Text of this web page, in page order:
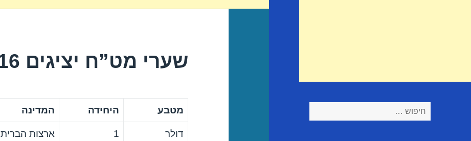
חיפוש:
שערי מט”ח יציגים 07/12/2016
מטבע היחידה המדינה
דולר 1 ארצות הברית